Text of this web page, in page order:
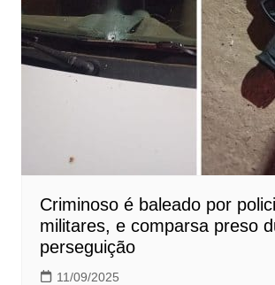
Criminoso é baleado por
militares, e comparsa preso
perseguição
11/09/2025